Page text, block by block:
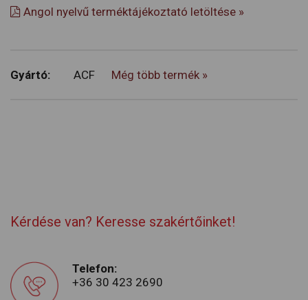
Angol nyelvű terméktájékoztató letöltése »
Gyártó: ACF Még több termék »
Kérdése van? Keresse szakértőinket!
Telefon:
+36 30 423 2690